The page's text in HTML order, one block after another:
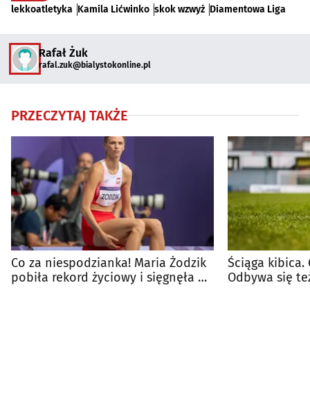
lekkoatletyka Kamila Lićwinko skok wzwyż Diamentowa Liga
Rafał Żuk
rafal.zuk@bialystokonline.pl
PRZECZYTAJ TAKŻE
Co za niespodzianka! Maria Żodzik
pobiła rekord życiowy i sięgnęła po
Ściąga kibica.
Odbywa się